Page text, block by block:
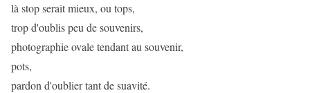
là stop serait mieux, ou tops,
trop d'oublis peu de souvenirs,
photographie ovale tendant au souvenir,
pots,
pardon d'oublier tant de suavité.